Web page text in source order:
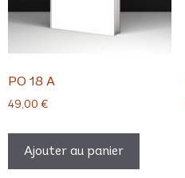
PO 18 A
49,00 €
Ajouter au panier